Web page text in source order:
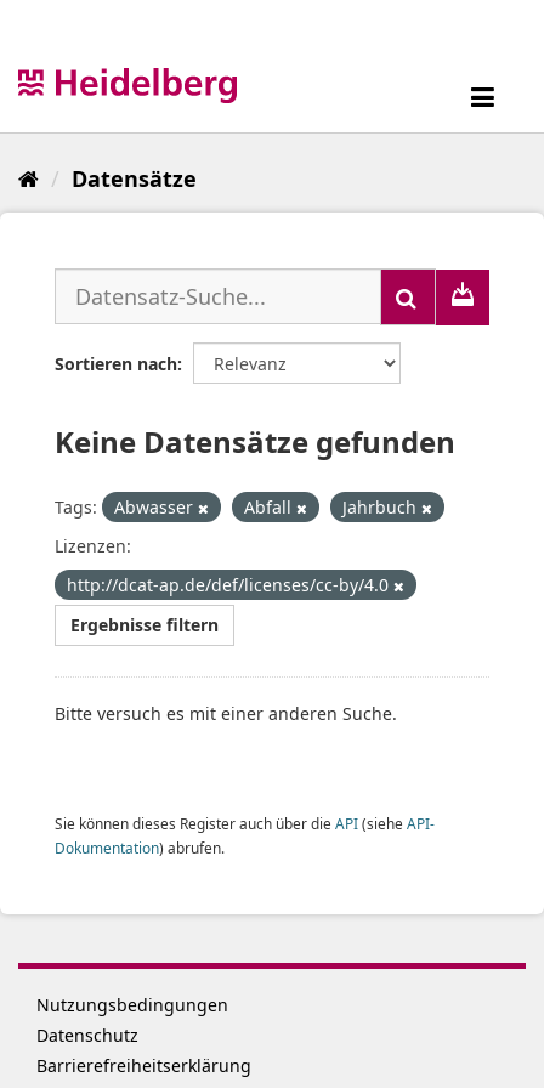
Datensätze
Sortieren nach
Keine Datensätze gefunden
Tags: Abwasser Abfall
Jahrbuch
Lizenzen:
http://dcat-ap.de/def/licenses/cc-by/4.0
Ergebnisse filtern
Bitte versuch es mit einer anderen Suche.
Sie können dieses Register auch über die API(siehe API-
Dokumentation) abrufen.
Nutzungsbedingungen
Datenschutz
Barrierefreiheitserklärung